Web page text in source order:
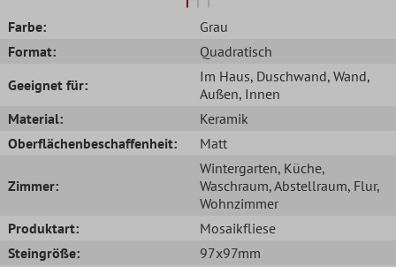
Farbe:
Grau
Format:
Quadratisch
Geeignet für:
Im Haus, Duschwand, Wand,
Außen, Innen
Material:
Keramik
Oberflächenbeschaffenheit:
Matt
Zimmer:
Wintergarten, Küche,
Waschraum, Abstellraum, Flur,
Wohnzimmer
Produktart:
Mosaikfliese
Steingröße:
97x97mm